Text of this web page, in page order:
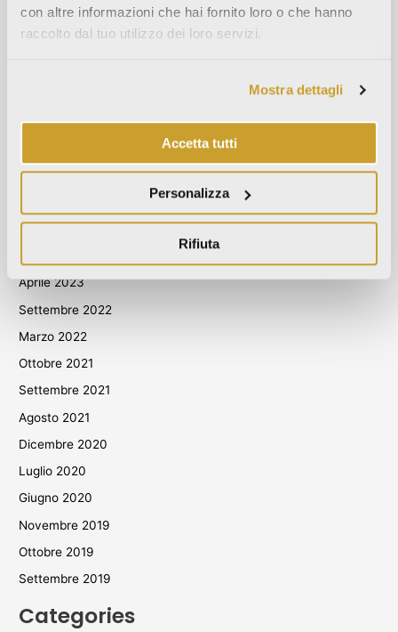
con altre informazioni che hai fornito loro o che hanno
raccolto dal tuo utilizzo dei loro servizi.
Mostra dettagli
Accetta tutti
Personalizza
Rifiuta
Settembre 2024
Agosto 2024
Maggio 2024
Marzo 2024
Settembre 2023
Aprile 2023
Settembre 2022
Marzo 2022
Ottobre 2021
Settembre 2021
Agosto 2021
Dicembre 2020
Luglio 2020
Giugno 2020
Novembre 2019
Ottobre 2019
Settembre 2019
Categories